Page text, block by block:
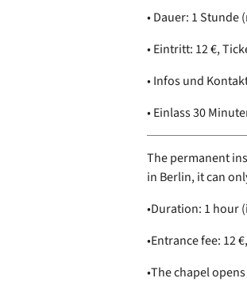
• Dauer: 1
• Eintritt: 12 €,
• Infos und
• Einlass 30
The permanent
in Berlin, it can
•Duration: 1 hour
•Entrance fee: 12
•The chapel